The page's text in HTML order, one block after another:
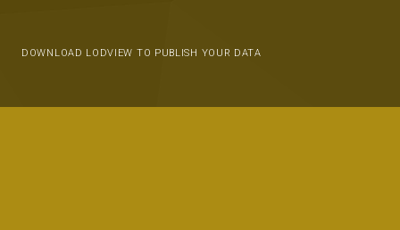
DOWNLOAD LODVIEW TO PUBLISH YOUR DATA